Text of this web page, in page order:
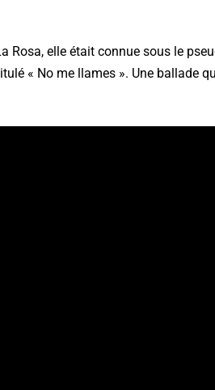
Rosa, elle était connue sous le
« No me llames ». Une ballade